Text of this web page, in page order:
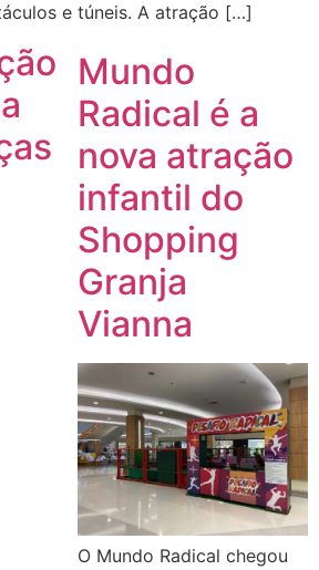
e túneis. A atração […]
Mundo
Radical é a
nova atração
infantil do
Shopping
Granja
Vianna
O Mundo Radical chegou